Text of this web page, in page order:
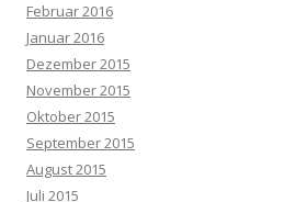
Februar 2016
Januar 2016
Dezember 2015
November 2015
Oktober 2015
September 2015
August 2015
Juli 2015